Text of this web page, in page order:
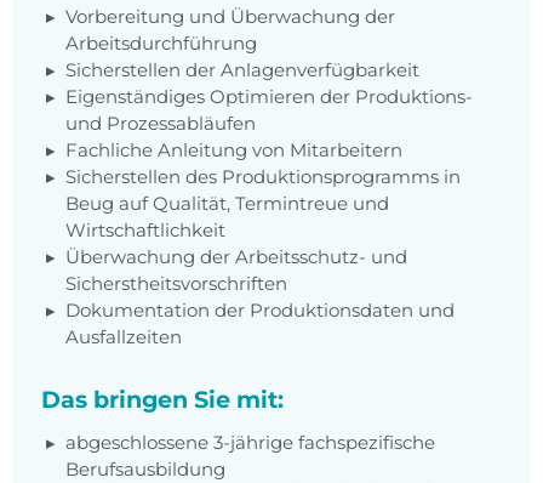
Vorbereitung und Überwachung der
Arbeitsdurchführung
Sicherstellen der Anlagenverfügbarkeit
Eigenständiges Optimieren der Produktions-
und Prozessabläufen
Fachliche Anleitung von Mitarbeitern
Sicherstellen des Produktionsprogramms in
Beug auf Qualität, Termintreue und
Wirtschaftlichkeit
Überwachung der Arbeitsschutz- und
Sicherstheitsvorschriften
Dokumentation der Produktionsdaten und
Ausfallzeiten
Das bringen Sie mit:
abgeschlossene 3-jährige fachspezifische
Berufsausbildung